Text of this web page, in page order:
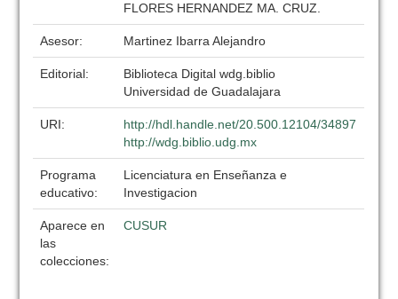
FLORES HERNANDEZ MA. CRUZ.
Asesor: Martinez Ibarra Alejandro
Editorial:
Biblioteca Digital wdg.biblio
Universidad de Guadalajara
URI:
http://hdl.handle.net/20.500.12104/34897
http://wdg.biblio.udg.mx
Programa
educativo:
Licenciatura en Enseñanza e
Investigacion
Aparece en
las
colecciones:
CUSUR